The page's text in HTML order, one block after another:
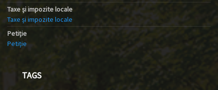
Taxe și impozite locale
Taxe și impozite locale
Petiție
Petiție
TAGS